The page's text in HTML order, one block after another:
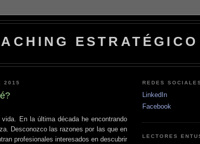
ESTRATÉGICO
2015
vida. En la última década he encontrando
Desconozco las razones por las que en
profesionales interesados en descubrir
REDES SOCIALES
LinkedIn
Facebook
LECTORES